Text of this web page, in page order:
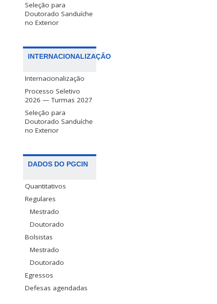
Seleção para
Doutorado Sanduíche
no Exterior
INTERNACIONALIZAÇÃO
Internacionalização
Processo Seletivo
2026 — Turmas 2027
Seleção para
Doutorado Sanduíche
no Exterior
DADOS DO PGCIN
Quantitativos
Regulares
Mestrado
Doutorado
Bolsistas
Mestrado
Doutorado
Egressos
Defesas agendadas